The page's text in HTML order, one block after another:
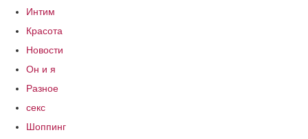
Интим
Красота
Новости
Он и я
Разное
секс
Шоппинг